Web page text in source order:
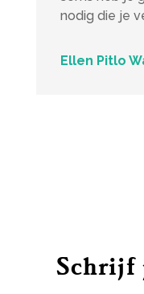
nodig die je
Ellen Pitlo
Schrijf